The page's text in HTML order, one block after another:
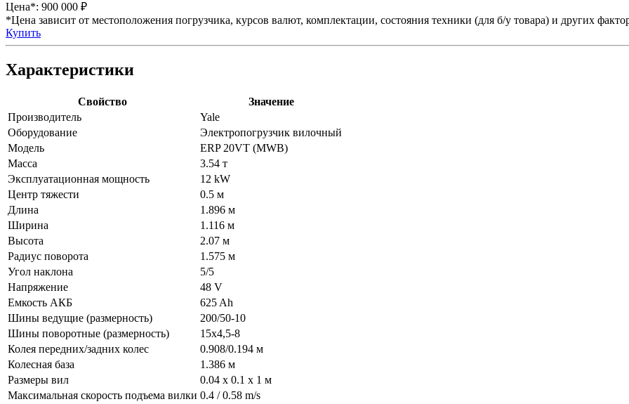
Цена*: 900 000 ₽
*Цена зависит от местоположения погрузчика, курсов валют, комплектации, состояния техники (для б/у товара) и других
Купить
Характеристики
Свойство
Значение
Производитель
Yale
Оборудование
Электропогрузчик вилочный
Модель
ERP 20VT (MWB)
Масса
3.54 т
Эксплуатационная мощность
12 kW
Центр тяжести
0.5 м
Длина
1.896 м
Ширина
1.116 м
Высота
2.07 м
Радиус поворота
1.575 м
Угол наклона
5/5
Напряжение
48 V
Емкость АКБ
625 Ah
Шины ведущие (размерность)
200/50-10
Шины поворотные (размерность)
15х4,5-8
Колея передних/задних колес
0.908/0.194 м
Колесная база
1.386 м
Размеры вил
0.04 x 0.1 x 1 м
Максимальная скорость подъема вилки 0.4 / 0.58 m/s